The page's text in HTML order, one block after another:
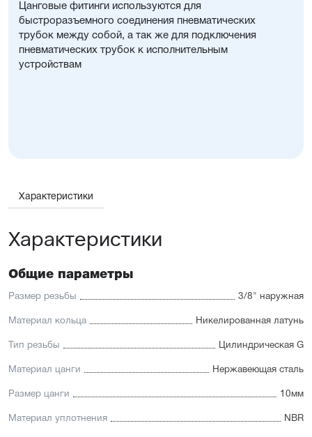
Цанговые фитинги используются для
быстроразъемного соединения пневматических
трубок между собой, а так же для подключения
пневматических трубок к исполнительным
устройствам
Характеристики
Характеристики
Общие параметры
Размер резьбы 3/8" наружная
Материал кольца Никелированная латунь
Тип резьбы Цилиндрическая G
Материал цанги Нержавеющая сталь
Размер цанги 10мм
Материал уплотнения NBR